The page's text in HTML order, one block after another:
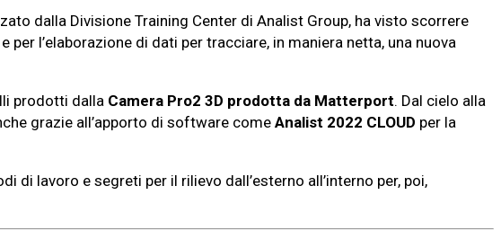
dalla Divisione Training Center di Analist Group, ha visto scorrere
l’elaborazione di dati per tracciare, in maniera netta, una nuova
prodotti dalla Camera Pro2 3D prodotta da Matterport. Dal cielo alla
grazie all’apporto di software come Analist 2022 CLOUD per la
di lavoro e segreti per il rilievo dall’esterno all’interno per, poi,